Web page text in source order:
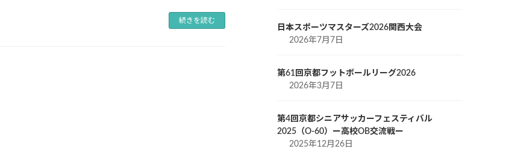
続きを読む
日本スポーツマスターズ2026関西大会
2026年7月7日
第61回京都フットボールリーグ2026
2026年3月7日
第4回京都シニアサッカーフェスティバル
2025（O-60）ー高校OB交流戦ー
2025年12月26日